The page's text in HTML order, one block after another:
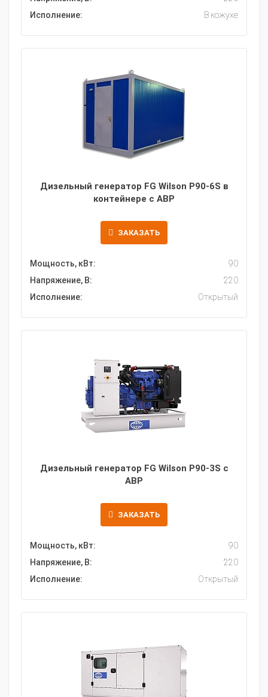
Исполнение:
В кожухе
Дизельный генератор FG Wilson P90-6S в
контейнере с АВР
ЗАКАЗАТЬ
Мощность, кВт:
90
Напряжение, В:
220
Исполнение:
Открытый
Дизельный генератор FG Wilson P90-3S с
АВР
ЗАКАЗАТЬ
Мощность, кВт:
90
Напряжение, В:
220
Исполнение:
Открытый